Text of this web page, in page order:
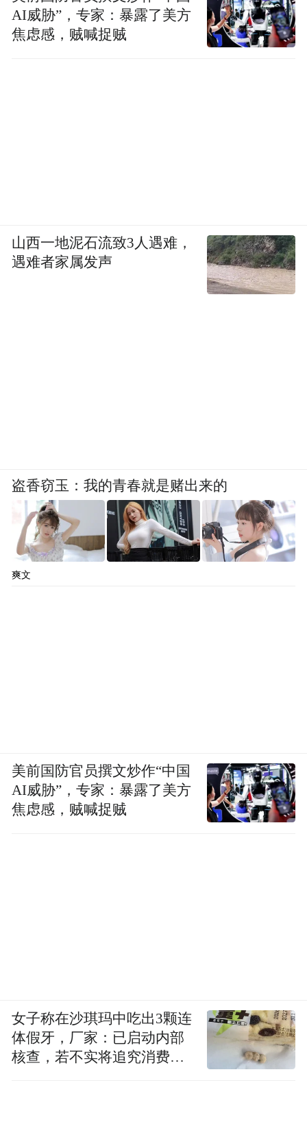
AI威胁”，专家：暴露了美方
焦虑感，贼喊捉贼
山西一地泥石流致3人遇难，
遇难者家属发声
盗香窃玉：我的青春就是赌出来的
爽文
美前国防官员撰文炒作“中国
AI威胁”，专家：暴露了美方
焦虑感，贼喊捉贼
女子称在沙琪玛中吃出3颗连
体假牙，厂家：已启动内部
核查，若不实将追究消费者